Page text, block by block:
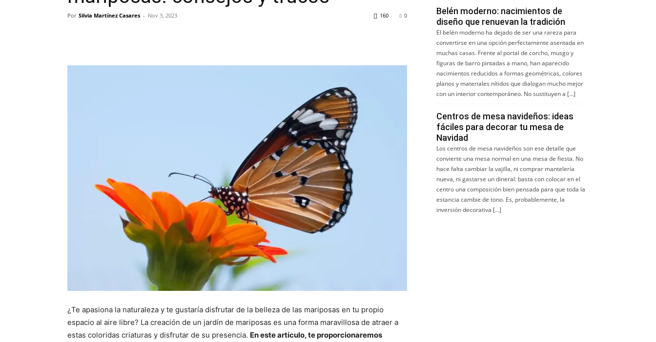
Por Silvia Martínez Casares - Nov 3, 2023 0
160
¿Te apasiona la naturaleza y te gustaría disfrutar de la belleza de las mariposas en tu propio
espacio al aire libre? La creación de un jardín de mariposas es una forma maravillosa de atraer a
estas coloridas criaturas y disfrutar de su presencia. En este artículo, te proporcionaremos
Belén moderno: nacimientos de
diseño que renuevan la tradición
El belén moderno ha dejado de ser una rareza para
convertirse en una opción perfectamente asentada en
muchas casas. Frente al portal de corcho, musgo y
figuras de barro pintadas a mano, han aparecido
nacimientos reducidos a formas geométricas, colores
planos y materiales nítidos que dialogan mucho mejor
con un interior contemporáneo. No sustituyen a […]
Centros de mesa navideños: ideas
fáciles para decorar tu mesa de
Navidad
Los centros de mesa navideños son ese detalle que
convierte una mesa normal en una mesa de fiesta. No
hace falta cambiar la vajilla, ni comprar mantelería
nueva, ni gastarse un dineral: basta con colocar en el
centro una composición bien pensada para que toda la
estancia cambie de tono. Es, probablemente, la
inversión decorativa […]